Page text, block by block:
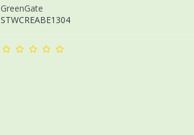
GreenGate
STWCREABE1304